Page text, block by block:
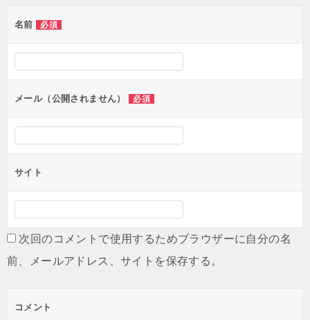
名前 必須
メール（公開されません） 必須
サイト
次回のコメントで使用するためブラウザーに自分の名
前、メールアドレス、サイトを保存する。
コメント